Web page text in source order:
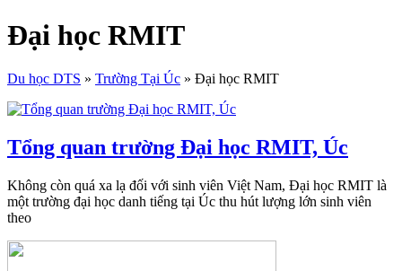
Đại học RMIT
Du học DTS » Trường Tại Úc » Đại học RMIT
Tổng quan trường Đại học RMIT, Úc
Không còn quá xa lạ đối với sinh viên Việt Nam, Đại học RMIT là
một trường đại học danh tiếng tại Úc thu hút lượng lớn sinh viên
theo